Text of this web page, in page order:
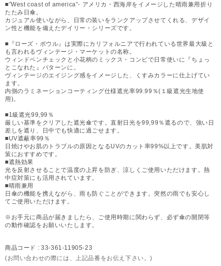
■”West coast of america”- アメリカ・西海岸をイメージした晴雨兼用折り
たたみ日傘。
カジュアル使いながら、日常の装いをランクアップさせてくれる、デザイ
ン性と機能を備えたデイリー・シリーズです。
■『ローズ・ボウル』は実際にカリフォルニアで行われている世界最大級と
も言われるヴィンテージ・マーケットの名称。
ウィンドペンチェックと小花柄のミックス・コンビで日常使いに『ちょっ
とこなれた』パターンに。
ヴィンテージのエイジング感をイメージした、くすみカラーに仕上げてい
ます。
内側のラミネーションコーティング仕様遮光率99.99％(１級遮光生地使
用)。
■1級遮光99,99％
厳しい基準をクリアした遮光傘です。直射日光を99,99％遮るので、強い日
差しを遮り、日中でも快適に過ごせます。
■UV遮蔽率99％
日焼けやお肌のトラブルの原因となるUVのカット率99%以上です。美肌対
策におすすめです。
■遮熱効果
光を反射させることで温度の上昇を防ぎ、涼しくご使用いただけます。熱
中症対策にも活用されています。
■晴雨兼用
日傘の機能を携えながら、雨も防ぐことができます。突然の雨でも安心し
てご使用いただけます。
※お手元に商品が届きましたら、ご使用時期に関わらず、必ず傘の開閉等
の動作確認をお願いいたします。
商品コード : 33-361-11905-23
(お問い合わせの際には、上記品番をお伝え下さい。)